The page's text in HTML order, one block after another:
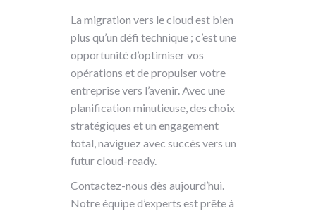
La migration vers le cloud est bien
plus qu’un défi technique ; c’est une
opportunité d’optimiser vos
opérations et de propulser votre
entreprise vers l’avenir. Avec une
planification minutieuse, des choix
stratégiques et un engagement
total, naviguez avec succès vers un
futur cloud-ready.
Contactez-nous dès aujourd’hui.
Notre équipe d’experts est prête à